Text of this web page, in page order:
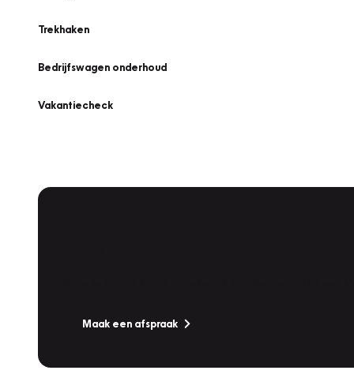
Trekhaken
Bedrijfswagen onderhoud
Vakantiecheck
Maak een afspraak